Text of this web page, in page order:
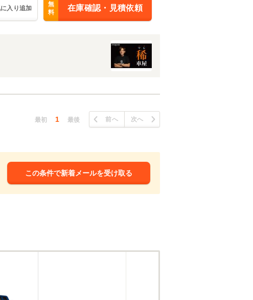
入り追加
無
料
在庫確認・見積依頼
最初 1 最後 前へ 次へ
この条件で新着メールを受け取る